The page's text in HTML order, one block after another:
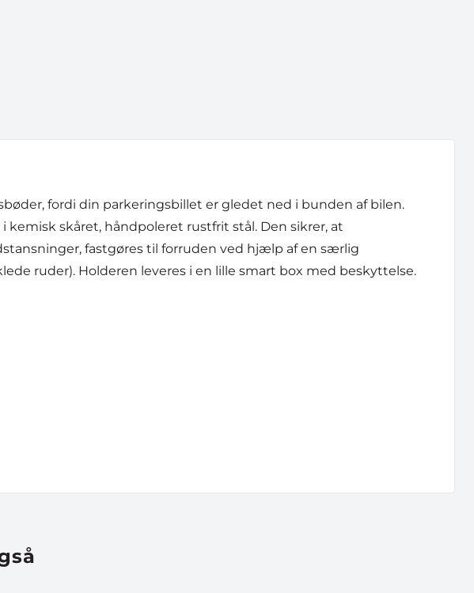
fordi din parkeringsbillet er gledet ned i bunden af bilen.
skåret, håndpoleret rustfrit stål. Den sikrer, at
fastgøres til forruden ved hjælp af en særlig
ruder). Holderen leveres i en lille smart box med beskyttelse.